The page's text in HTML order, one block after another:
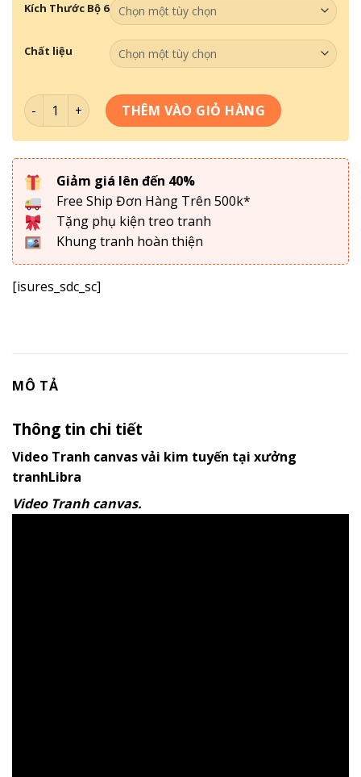
Kích Thước Bộ 6
Chất liệu
Tranh Tối Giản - Tranh Decor DC6-024 số lượng
THÊM VÀO GIỎ HÀNG
Giảm giá lên đến 40%
Free Ship Đơn Hàng Trên 500k*
Tặng phụ kiện treo tranh
Khung tranh hoàn thiện
[isures_sdc_sc]
MÔ TẢ
Thông tin chi tiết
Video Tranh canvas vải kim tuyến tại xưởng
tranhLibra
Video Tranh canvas.